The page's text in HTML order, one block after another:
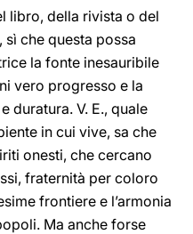
libro, della rivista o del
sì che questa possa
la fonte inesauribile
vero progresso e la
duratura. V. E., quale
in cui vive, sa che
onesti, che cercano
fraternità per coloro
frontiere e l’armonia
Ma anche forse